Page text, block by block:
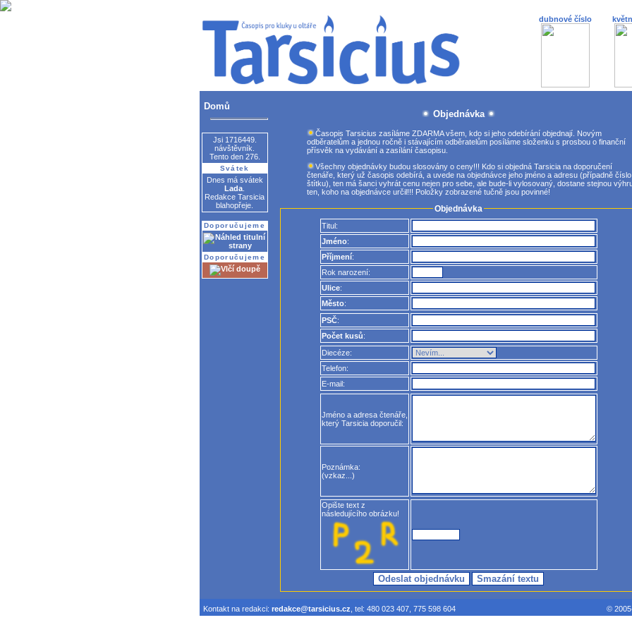
dubnové číslo
Domů
Jsi 1716449.
návštěvník.
Tento den 276.
Svátek
Dnes má svátek
Lada
Redakce Tarsicia
blahopřeje.
Doporučujeme
Doporučujeme
Objednávka
Časopis Tarsicius zasíláme ZDARMA všem, kdo si jeho odebírání objednají. Novým
odběratelům a jednou ročně i stávajícím odběratelům posíláme složenku s prosbou o finanční
přísvěk na vydávání a zasílání časopisu.
Všechny objednávky budou slosovány o ceny!!! Kdo si objedná Tarsicia na doporučení
čtenáře, který už časopis odebírá, a uvede na objednávce jeho jméno a adresu (případně číslo
štítku), ten má šanci vyhrát cenu nejen pro sebe, ale bude-li vylosovaný, dostane stejnou
ten, koho na objednávce určil!!! Položky zobrazené tučně jsou povinné!
Objednávka
Titul:
Jméno:
Příjmení:
Rok narození:
Ulice:
Město:
PSČ:
Počet kusů:
Diecéze:
Telefon:
E-mail:
Jméno a adresa čtenáře,
který Tarsicia doporučil:
Poznámka:
(vzkaz...)
Opište text z
následujícího obrázku!
Kontakt na redakci: redakce@tarsicius.cz , tel: 480 023 407, 775 598 604 ©